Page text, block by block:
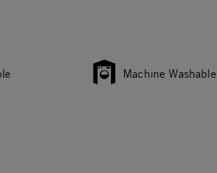
Machine Washable